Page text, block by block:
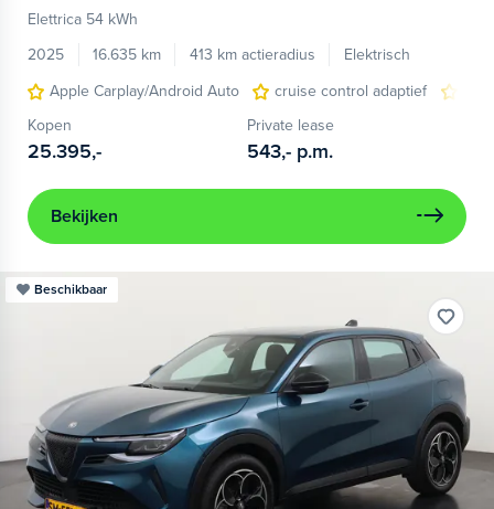
Elettrica 54 kWh
2025
16.635 km 413 km actieradius
Elektrisch
Apple Carplay/Android Auto
cruise control adaptief
Kopen
25.395,-
Private lease
543,- p.m.
Bekijken
Beschikbaar